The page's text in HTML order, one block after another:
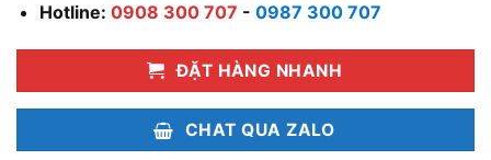
Hotline: 0908 300 707 - 0987 300 707
ĐẶT HÀNG NHANH
CHAT QUA ZALO